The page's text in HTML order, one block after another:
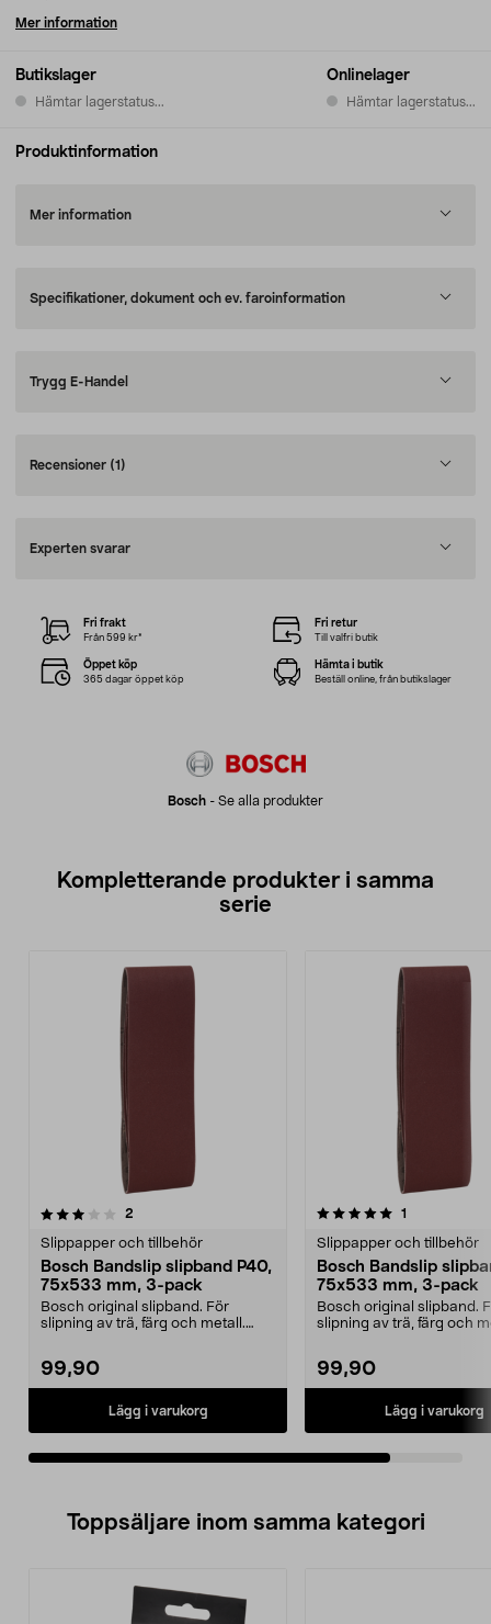
Butikslager
Hämtar lagerstatus...
Onlinelager
Hämtar lagerstatus...
Mer information
Produktinformation
Mer information
Specifikationer, dokument och ev. faroinformation
Trygg E-Handel
Recensioner (1)
Experten svarar
Bosch - Se alla produkter
Fri frakt
Från 599 kr*
Fri retur
Till valfri butik
Öppet köp
365 dagar öppet köp
Hämta i butik
Beställ online, från butikslager
Kompletterande produkter i samma
serie
2
Slippapper och tillbehör
Bosch Bandslip slipband P40,
75x533 mm, 3-pack
Bosch original slipband. För
slipning av trä, färg och metall.
99,90
Lägg i varukorg
5.0av 5 stjärnor 1
Slippapper och tillbehör
Bosch Bandslip
75x533 mm, 3-pack
Bosch original slipband.
slipning av trä, färg och
99,90
Lägg i varukorg
Toppsäljare inom samma kategori